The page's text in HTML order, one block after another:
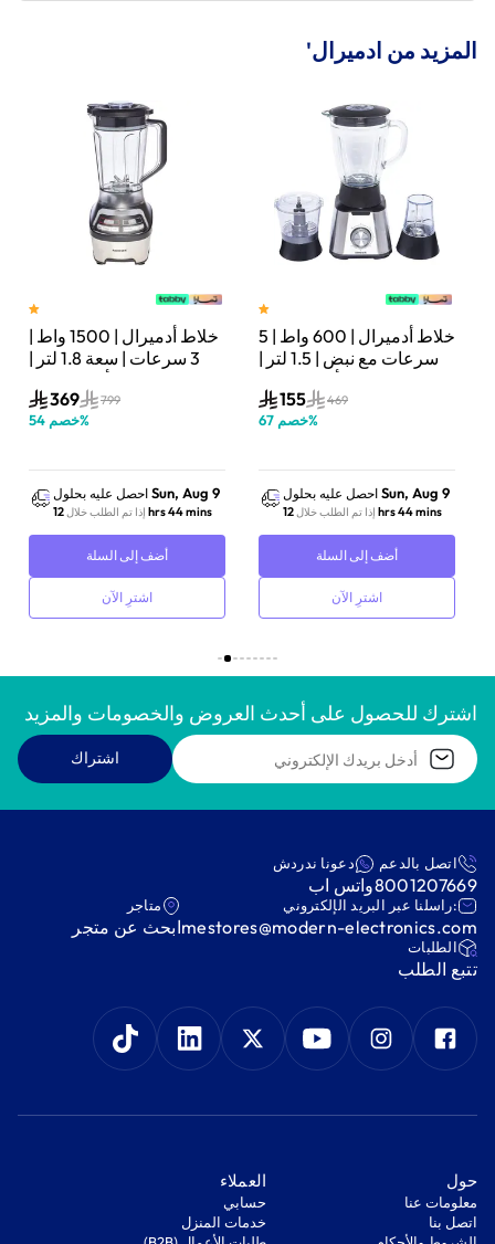
المزيد من ادميرال'
خلاط أدميرال | 1500 واط |
3 سرعات | سعة 1.8 لتر |
369
799
خصم 54 %
احصل عليه بحلول Sun, Aug 9
إذا تم الطلب خلال 12 hrs 44 mins
أضف إلى السلة
اشترِ الآن
خلاط أدميرال | 600 واط | 5
سرعات مع نبض | 1.5 لتر |
155
469
خصم 67 %
احصل عليه بحلول Sun, Aug 9
إذا تم الطلب خلال 12 hrs 44 mins
أضف إلى السلة
اشترِ الآن
اشترك للحصول على أحدث العروض والخصومات والمزيد
اشتراك
اتصل بالدعم
8001207669
دعونا ندردش
واتس اب
:راسلنا عبر البريد الإلكتروني
mestores@modern-electronics.com
متاجر
ابحث عن متجر
‫الطلبات‬
‫تتبع الطلب‬
‫حول‬
معلومات عنا
اتصل بنا
‫العملاء‬
‫حسابي‬
‫خدمات المنزل‬